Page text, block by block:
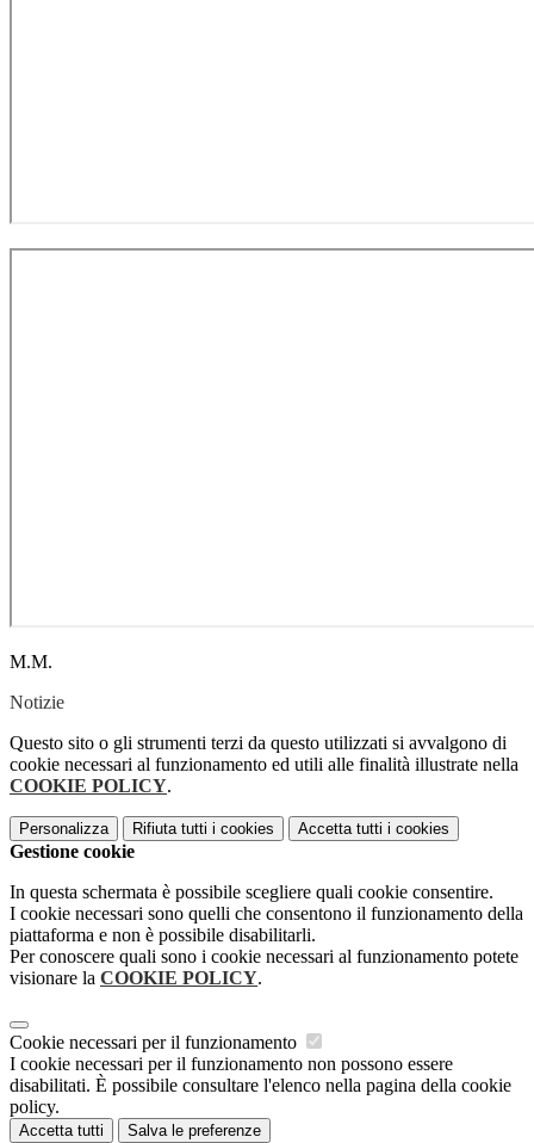
M.M.
Notizie
Questo sito o gli strumenti terzi da questo utilizzati si avvalgono di
cookie necessari al funzionamento ed utili alle finalità illustrate nella
COOKIE POLICY.
Personalizza Rifiuta tutti i cookies Accetta tutti i cookies
Gestione cookie
In questa schermata è possibile scegliere quali cookie consentire.
I cookie necessari sono quelli che consentono il funzionamento della
piattaforma e non è possibile disabilitarli.
Per conoscere quali sono i cookie necessari al funzionamento potete
visionare la COOKIE POLICY.
Cookie necessari per il funzionamento
I cookie necessari per il funzionamento non possono essere
disabilitati. È possibile consultare l'elenco nella pagina della cookie
policy.
Accetta tutti Salva le preferenze